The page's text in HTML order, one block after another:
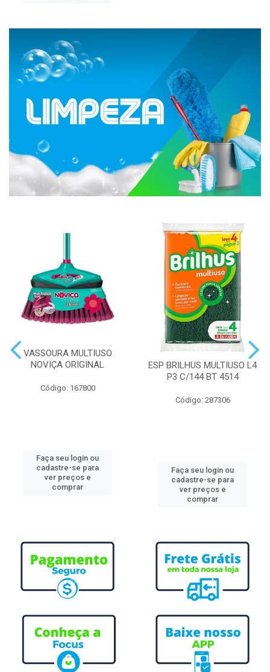
VASSOURA MULTIUSO
NOVIÇA ORIGINAL
Código: 167800
Faça seu login ou
cadastre-se para
ver preços e
comprar
ESP BRILHUS MULTIUSO L4
P3 C/144 BT 4514
Código: 287306
Faça seu login ou
cadastre-se para
ver preços e
comprar